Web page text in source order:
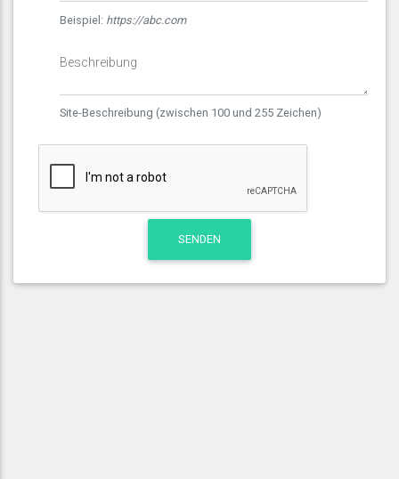
Beispiel: https://abc.com
Beschreibung
Site-Beschreibung (zwischen 100 und 255 Zeichen)
SENDEN